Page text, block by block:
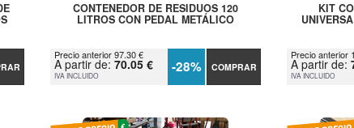
CONTENEDOR DE RESIDUOS 120
LITROS CON PEDAL METÁLICO
Precio anterior 97.30 €
A partir de: 70.05 €
IVA INCLUIDO -28% COMPRAR
KIT
Precio anterior
A partir de:
IVA INCLUIDO